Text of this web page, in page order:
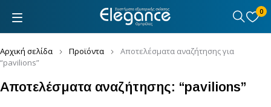
0
Αποτελέσματα αναζήτησης: “pavilions”
Αρχική σελίδα Προϊόντα
Αποτελέσματα αναζήτησης για
“pavilions”